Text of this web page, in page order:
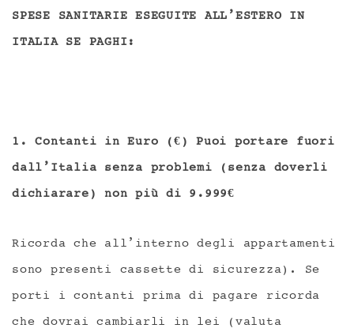
SPESE SANITARIE ESEGUITE ALL’ESTERO IN
ITALIA SE PAGHI:
1. Contanti in Euro (€) Puoi portare fuori
dall’Italia senza problemi (senza doverli
dichiarare) non più di 9.999€
Ricorda che all’interno degli appartamenti
sono presenti cassette di sicurezza). Se
porti i contanti prima di pagare ricorda
che dovrai cambiarli in lei (valuta